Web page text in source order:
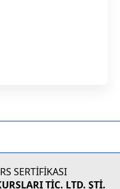
SERTİFİKASI
TİC. LTD. ŞTİ.